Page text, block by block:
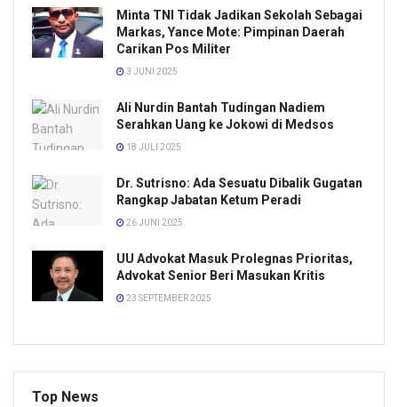
Minta TNI Tidak Jadikan Sekolah Sebagai
Markas, Yance Mote: Pimpinan Daerah
Carikan Pos Militer
3 JUNI 2025
Ali Nurdin Bantah Tudingan Nadiem
Serahkan Uang ke Jokowi di Medsos
18 JULI 2025
Dr. Sutrisno: Ada Sesuatu Dibalik Gugatan
Rangkap Jabatan Ketum Peradi
26 JUNI 2025
UU Advokat Masuk Prolegnas Prioritas,
Advokat Senior Beri Masukan Kritis
23 SEPTEMBER 2025
Top News